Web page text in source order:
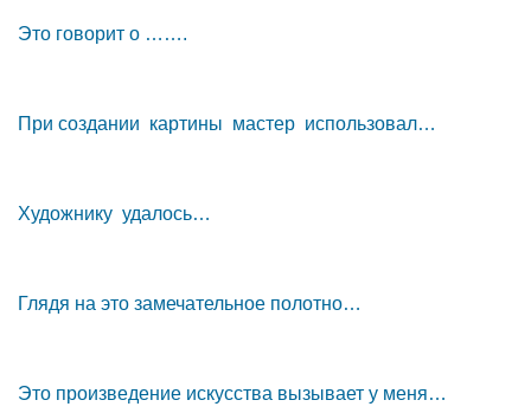
Это говорит о …….
При создании картины мастер использовал…
Художнику удалось…
Глядя на это замечательное полотно…
Это произведение искусства вызывает у меня…